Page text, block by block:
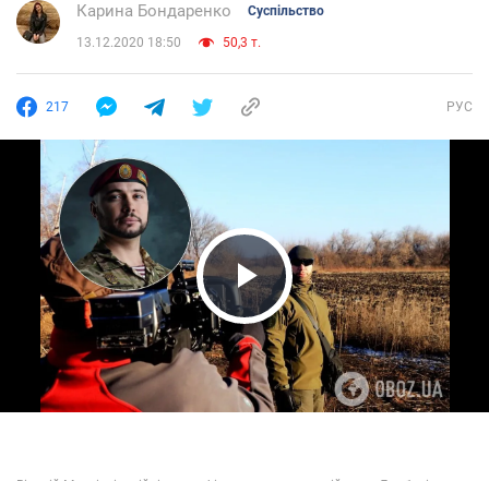
Карина Бондаренко Суспільство
13.12.2020 18:50 50,3 т.
217 РУС
Play Video